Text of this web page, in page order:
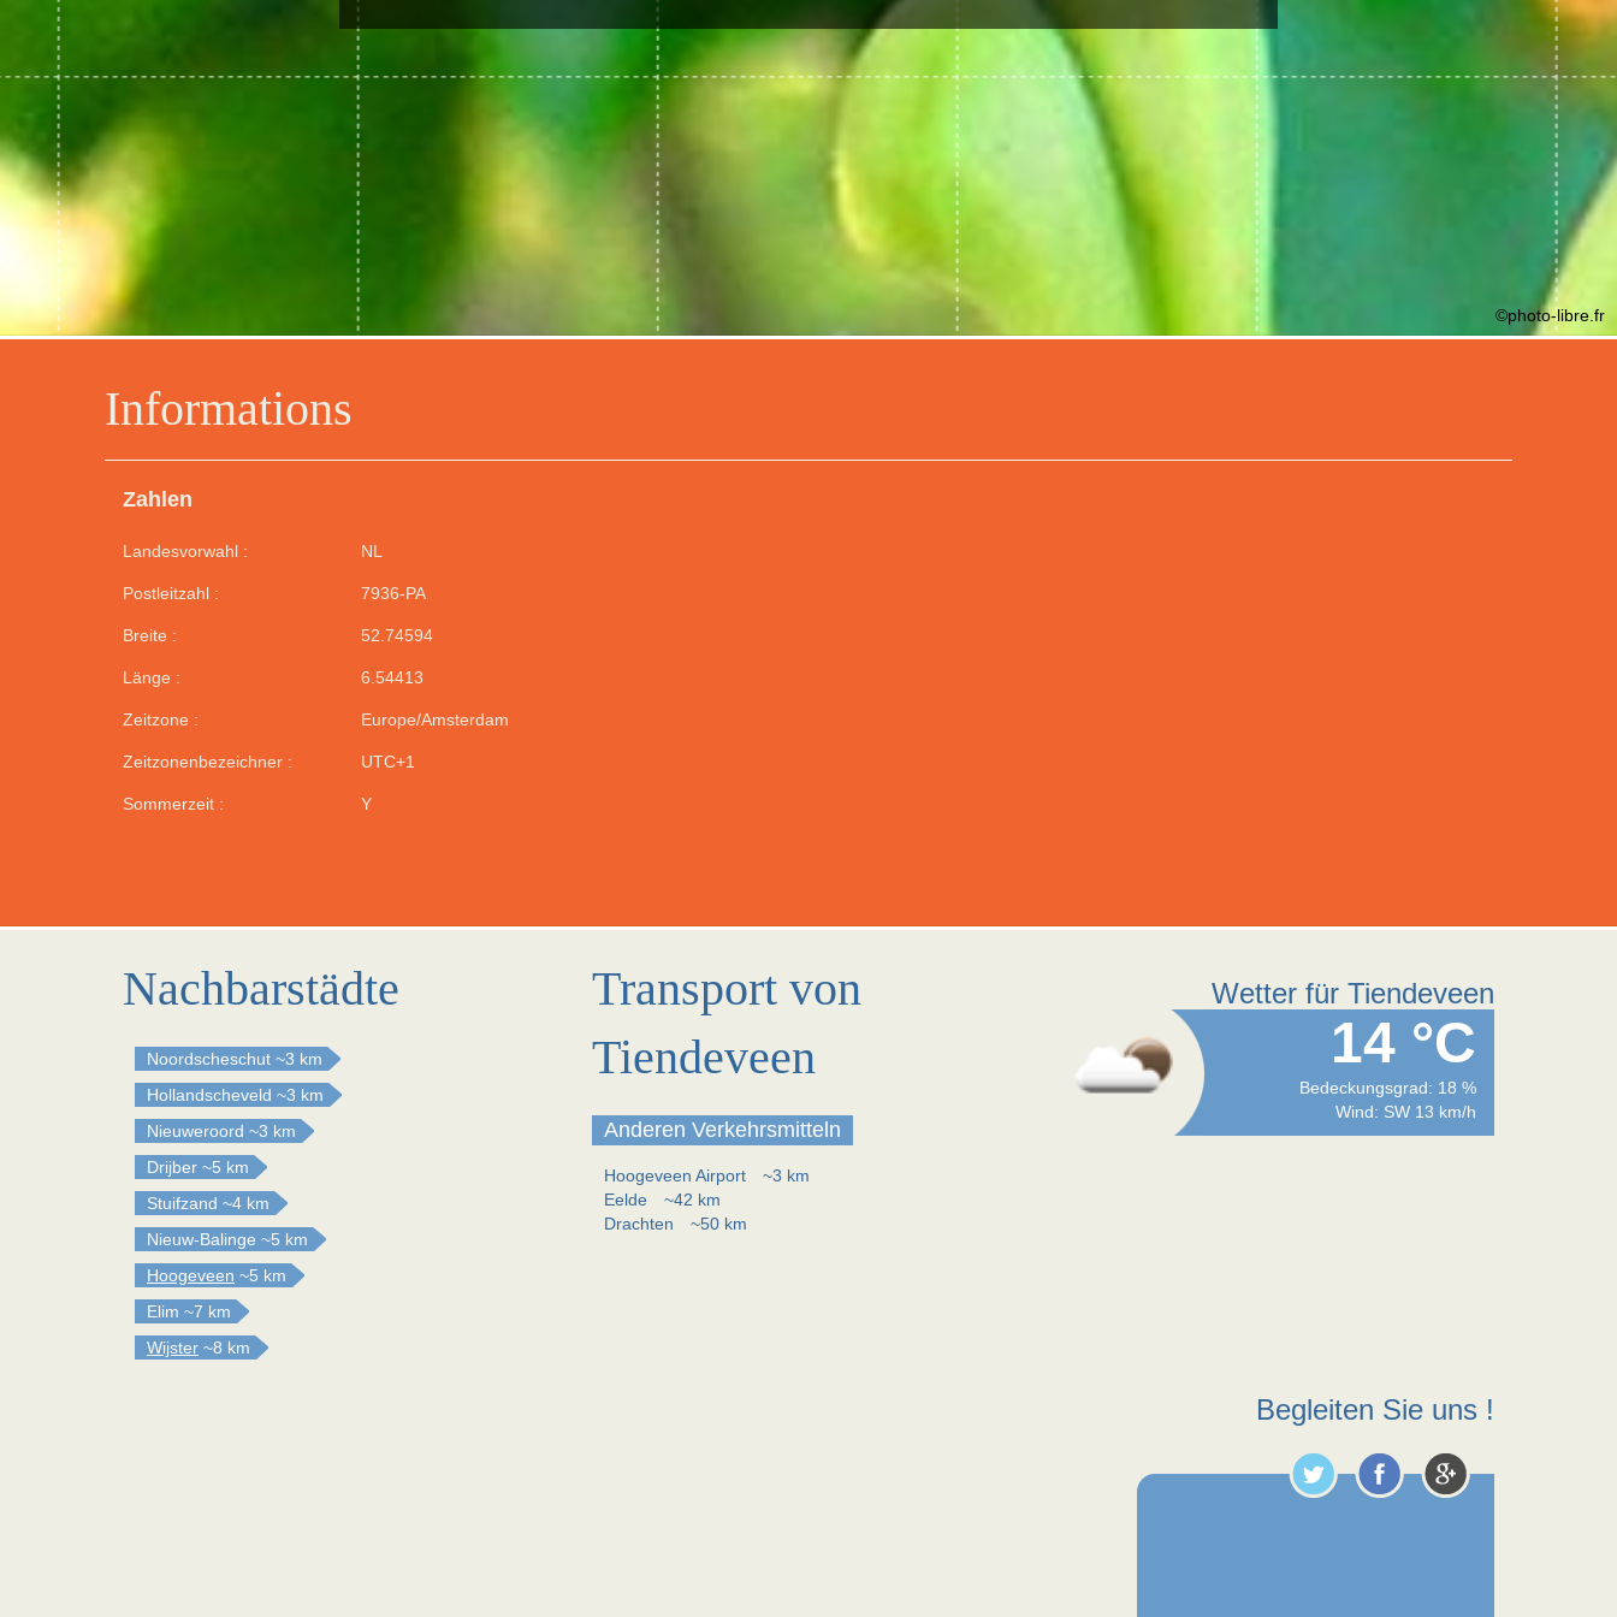
Informations
Zahlen
Landesvorwahl : NL
Postleitzahl : 7936-PA
Breite : 52.74594
Länge : 6.54413
Zeitzone : Europe/Amsterdam
Zeitzonenbezeichner : UTC+1
Sommerzeit : Y
©photo-libre.fr
Nachbarstädte
Noordscheschut ~3 km
Hollandscheveld ~3 km
Nieuweroord ~3 km
Drijber ~5 km
Stuifzand ~4 km
Nieuw-Balinge ~5 km
Hoogeveen ~5 km
Elim ~7 km
Wijster ~8 km
Transport von
Tiendeveen
Anderen Verkehrsmitteln
Hoogeveen Airport
~3 km
Eelde
~42 km
Drachten
~50 km
Wetter für Tiendeveen
14 °C
Bedeckungsgrad: 18 %
Wind: SW 13 km/h
Begleiten Sie uns !